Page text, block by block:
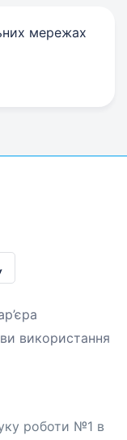
мережах
використання
роботи №1 в